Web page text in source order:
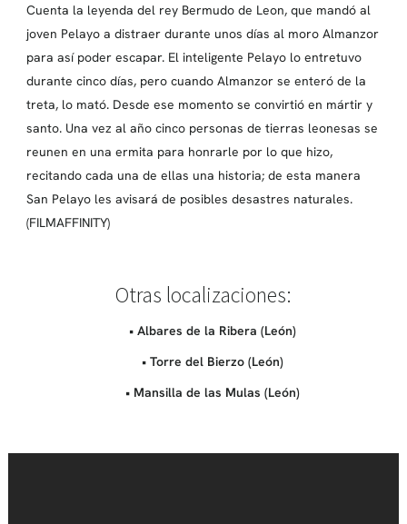
Cuenta la leyenda del rey Bermudo de Leon, que mandó al
joven Pelayo a distraer durante unos días al moro Almanzor
para así poder escapar. El inteligente Pelayo lo entretuvo
durante cinco días, pero cuando Almanzor se enteró de la
treta, lo mató. Desde ese momento se convirtió en mártir y
santo. Una vez al año cinco personas de tierras leonesas se
reunen en una ermita para honrarle por lo que hizo,
recitando cada una de ellas una historia; de esta manera
San Pelayo les avisará de posibles desastres naturales.
(FILMAFFINITY)
Otras localizaciones:
• Albares de la Ribera (León)
• Torre del Bierzo (León)
• Mansilla de las Mulas (León)